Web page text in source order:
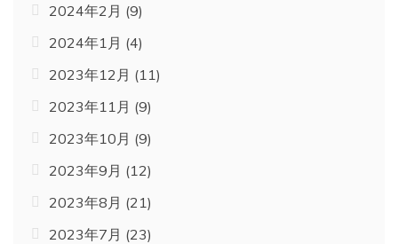
2024年2月 (9)
2024年1月 (4)
2023年12月 (11)
2023年11月 (9)
2023年10月 (9)
2023年9月 (12)
2023年8月 (21)
2023年7月 (23)